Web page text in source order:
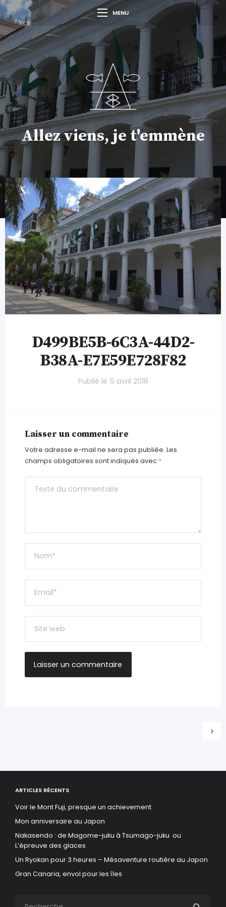
MENU
Allez viens, je t'emmène
D499BE5B-6C3A-44D2-
B38A-E7E59E728F82
Publié le 5 avril 2018
Laisser un commentaire
Votre adresse e-mail ne sera pas publiée. Les
champs obligatoires sont indiqués avec *
ARTICLES RÉCENTS
Voir le Mont Fuji, presque un achievement
Mon anniversaire au Japon
Nakasendo : de Magome-juku à Tsumago-juku ou
L’épreuve des glaces
Un Ryokan pour 3 heures – Mésaventure routière au Japon
Gran Canaria, envol pour les îles